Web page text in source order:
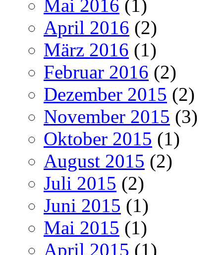
Mai 2016 (1)
April 2016 (2)
März 2016 (1)
Februar 2016 (2)
Dezember 2015 (2)
November 2015 (3)
Oktober 2015 (1)
August 2015 (2)
Juli 2015 (2)
Juni 2015 (1)
Mai 2015 (1)
April 2015 (1)